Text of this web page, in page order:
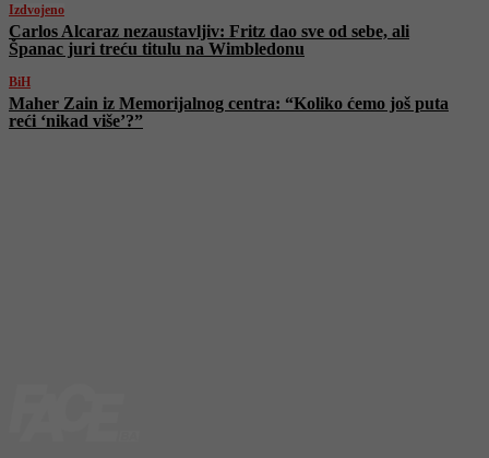
Izdvojeno
Carlos Alcaraz nezaustavljiv: Fritz dao sve od sebe, ali
Španac juri treću titulu na Wimbledonu
BiH
Maher Zain iz Memorijalnog centra: “Koliko ćemo još puta
reći ‘nikad više’?”